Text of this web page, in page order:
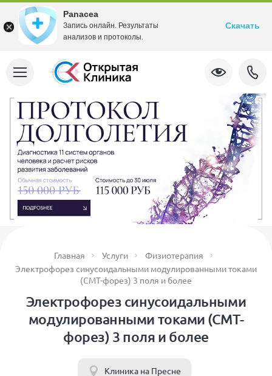
Главная Услуги
Физиотерапия
Электрофорез синусоидальными модулированными токами
(СМТ-форез) 3 поля и более
Электрофорез синусоидальными
модулированными токами (СМТ-
форез) 3 поля и более
Клиника на Пресне
Panacea
Запись онлайн. Результаты
анализов и протоколы.
Скачать